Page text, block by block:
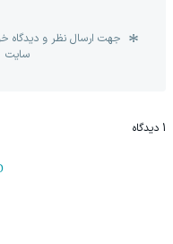
جهت ارسال نظر و دیدگاه
سایت
1 دیدگاه